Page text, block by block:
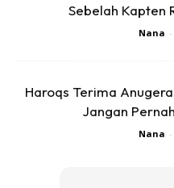
Sebelah Kapten
Nana -
Haroqs Terima
Jangan
Nana -